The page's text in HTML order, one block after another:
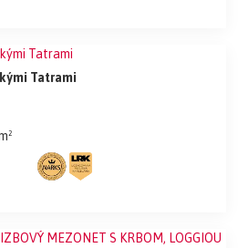
Tatrami